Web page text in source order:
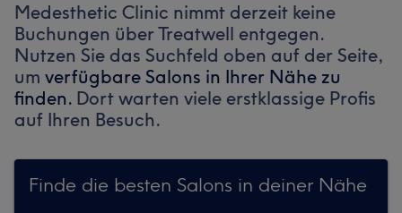
Medesthetic Clinic nimmt derzeit keine
Buchungen über Treatwell entgegen.
Nutzen Sie das Suchfeld oben auf der Seite,
um verfügbare Salons in Ihrer Nähe zu
finden. Dort warten viele erstklassige Profis
auf Ihren Besuch.
Finde die besten Salons in deiner Nähe